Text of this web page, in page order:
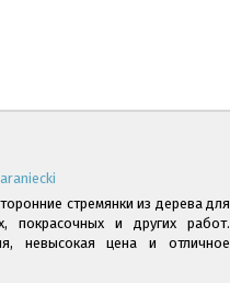
стремянки из дерева для
покрасочных и других работ.
невысокая цена и отличное